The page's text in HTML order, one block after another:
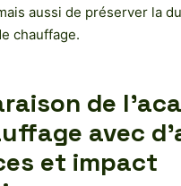
aussi de préserver la
chauffage.
de
avec
et impact